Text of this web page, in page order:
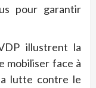
pour garantir
illustrent la
mobiliser face à
lutte contre le